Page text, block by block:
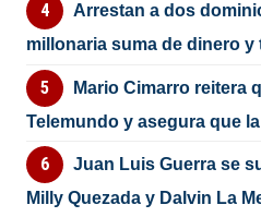
Arrestan a dos
millonaria suma de dinero y
Mario Cimarro reitera
Telemundo y asegura que
Juan Luis Guerra se
Milly Quezada y Dalvin La